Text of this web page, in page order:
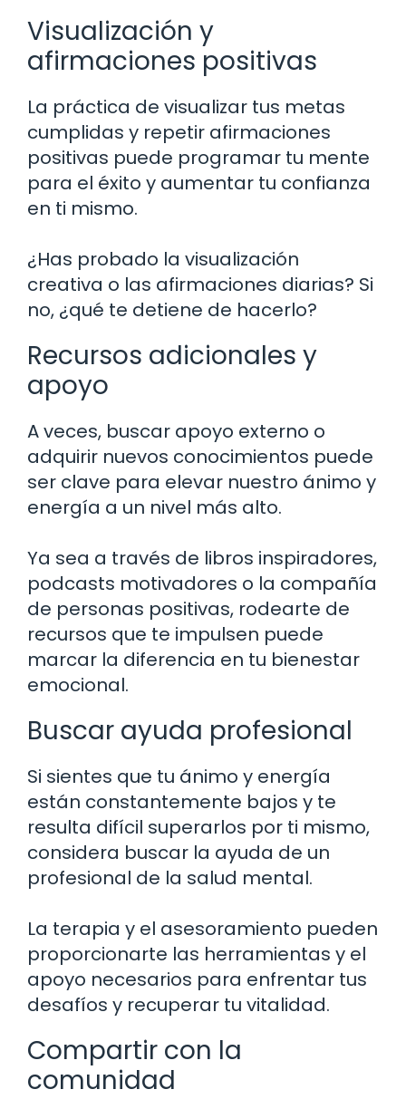
Visualización y
afirmaciones positivas
La práctica de visualizar tus metas
cumplidas y repetir afirmaciones
positivas puede programar tu mente
para el éxito y aumentar tu confianza
en ti mismo.
¿Has probado la visualización
creativa o las afirmaciones diarias? Si
no, ¿qué te detiene de hacerlo?
Recursos adicionales y
apoyo
A veces, buscar apoyo externo o
adquirir nuevos conocimientos puede
ser clave para elevar nuestro ánimo y
energía a un nivel más alto.
Ya sea a través de libros inspiradores,
podcasts motivadores o la compañía
de personas positivas, rodearte de
recursos que te impulsen puede
marcar la diferencia en tu bienestar
emocional.
Buscar ayuda profesional
Si sientes que tu ánimo y energía
están constantemente bajos y te
resulta difícil superarlos por ti mismo,
considera buscar la ayuda de un
profesional de la salud mental.
La terapia y el asesoramiento pueden
proporcionarte las herramientas y el
apoyo necesarios para enfrentar tus
desafíos y recuperar tu vitalidad.
Compartir con la
comunidad